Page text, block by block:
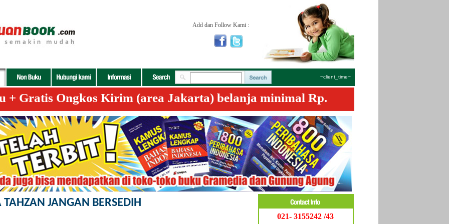
TAHZAN JANGAN BERSEDIH
~client_time~
Add dan Follow Kami :
+ Gratis Ongkos Kirim (area Jakarta) belanja minimal Rp.
021- 3155242 /43